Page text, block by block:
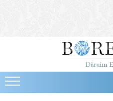
Bijuterii
Cercei
Bratari